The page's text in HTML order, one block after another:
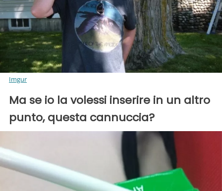
Imgur
Ma se io la volessi inserire in un altro
punto, questa cannuccia?